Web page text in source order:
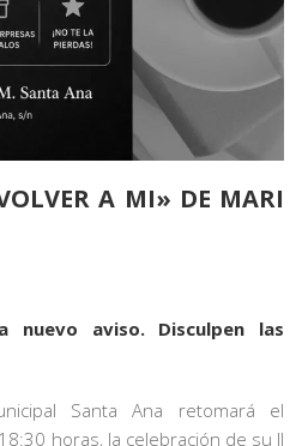
A MI» DE MARI
nuevo aviso. Disculpen las
Santa Ana retomará el
horas, la celebración de su II